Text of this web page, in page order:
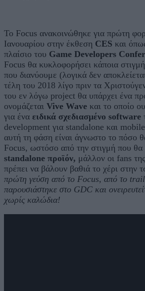
Το Focus ανακοινώθηκε για πρώτη
Ιανουαρίου στην έκθεση CES και
πλαίσιο του Game Developers
Focus θα κυκλοφορήσει κάποια
που διανύουμε (λογικά δεν
τέλη του 2018 λίγο πριν τα
του εν λόγω project θα υπάρχει ένα
ονομάζεται Vive Wave και το οποίο
για ένα ειδικά σχεδιασμένο software
development για standalone και
αυτή τη φάση είναι άγνωστο το πόσο
Focus, ωστόσο από την στιγμή που θα
standalone προϊόν, μάλλον οι fans
πρέπει να βάλουν βαθιά το χέρι στην
πρώτη γεύση από το Focus, από το
παρουσιάστηκε στο GDC και
χωρίς καλώδια!